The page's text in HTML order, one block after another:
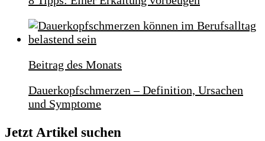
Beitrag des Monats
Dauerkopfschmerzen – Definition, Ursachen
und Symptome
Jetzt Artikel suchen